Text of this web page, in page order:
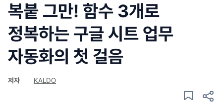
복붙 그만! 함수 3개로
정복하는 구글 시트 업무
자동화의 첫 걸음
저자 KALDO